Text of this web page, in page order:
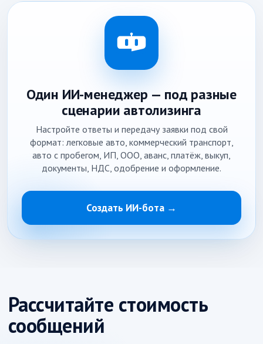
Один ИИ-менеджер — под разные
сценарии автолизинга
Настройте ответы и передачу заявки под свой
формат: легковые авто, коммерческий транспорт,
авто с пробегом, ИП, ООО, аванс, платёж, выкуп,
документы, НДС, одобрение и оформление.
Создать ИИ-бота →
Рассчитайте стоимость
сообщений